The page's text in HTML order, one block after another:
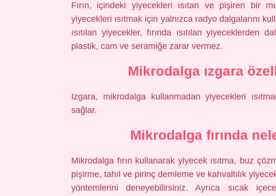
Fırın, içindeki yiyecekleri ısıtan ve pişiren bir
yiyecekleri ısıtmak için yalnızca radyo dalgalarını
ısıtılan yiyecekler, fırında ısıtılan yiyeceklerden
plastik, cam ve seramiğe zarar vermez.
Mikrodalga ızgara
Izgara, mikrodalga kullanmadan yiyecekleri
sağlar.
Mikrodalga fırında
Mikrodalga fırın kullanarak yiyecek ısıtma, buz
pişirme, tahıl ve pirinç demleme ve kahvaltılık
yöntemlerini deneyebilirsiniz. Ayrıca sıcak